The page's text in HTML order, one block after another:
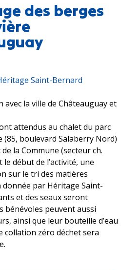
des berges
Saint-Bernard
avec la ville de Châteauguay et
attendus au chalet du parc
(85, boulevard Salaberry Nord)
de la Commune (secteur ch.
le début de l’activité, une
sur le tri des matières
donnée par Héritage Saint-
et des seaux seront
bénévoles peuvent aussi
ainsi que leur bouteille d’eau
collation zéro déchet sera